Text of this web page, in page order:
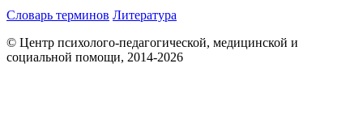
Словарь терминов Литература
© Центр психолого-педагогической, медицинской и
социальной помощи, 2014-2026